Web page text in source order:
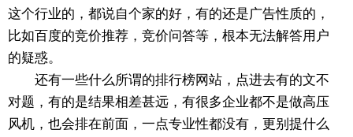
这个行业的，都说自个家的好，有的还是广告性质的，
比如百度的竞价推荐，竞价问答等，根本无法解答用户
的疑惑。
还有一些什么所谓的排行榜网站，点进去有的文不
对题，有的是结果相差甚远，有很多企业都不是做高压
风机，也会排在前面，一点专业性都没有，更别提什么